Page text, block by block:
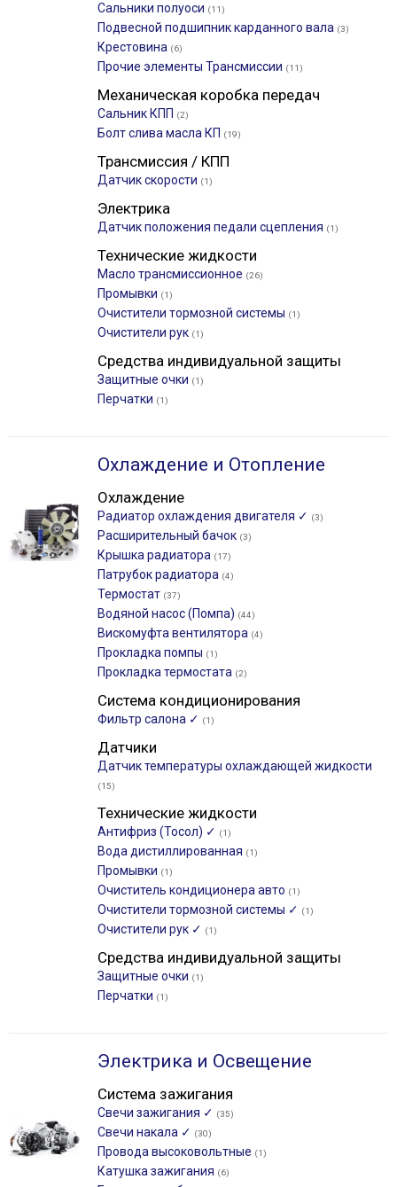
Сальники полуоси (11)
Подвесной подшипник карданного вала (3)
Крестовина (6)
Прочие элементы Трансмиссии (11)
Механическая коробка передач
Сальник КПП (2)
Болт слива масла КП (19)
Трансмиссия / КПП
Датчик скорости (1)
Электрика
Датчик положения педали сцепления (1)
Технические жидкости
Масло трансмиссионное (26)
Промывки (1)
Очистители тормозной системы (1)
Очистители рук (1)
Средства индивидуальной защиты
Защитные очки (1)
Перчатки (1)
Охлаждение и Отопление
Охлаждение
Радиатор охлаждения двигателя ✓ (3)
Расширительный бачок (3)
Крышка радиатора (17)
Патрубок радиатора (4)
Термостат (37)
Водяной насос (Помпа) (44)
Вискомуфта вентилятора (4)
Прокладка помпы (1)
Прокладка термостата (2)
Система кондиционирования
Фильтр салона ✓ (1)
Датчики
Датчик температуры охлаждающей жидкости
(15)
Технические жидкости
Антифриз (Тосол) ✓ (1)
Вода дистиллированная (1)
Промывки (1)
Очиститель кондиционера авто (1)
Очистители тормозной системы ✓ (1)
Очистители рук ✓ (1)
Средства индивидуальной защиты
Защитные очки (1)
Перчатки (1)
Электрика и Освещение
Система зажигания
Свечи зажигания ✓ (35)
Свечи накала ✓ (30)
Провода высоковольтные (1)
Катушка зажигания (6)